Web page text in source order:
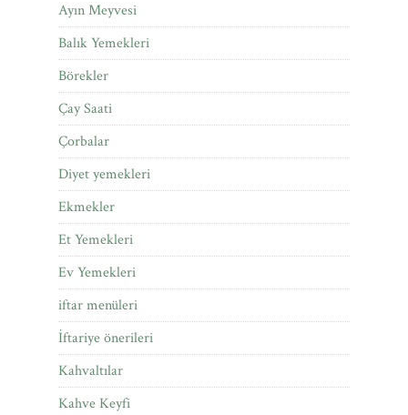
Ayın Meyvesi
Balık Yemekleri
Börekler
Çay Saati
Çorbalar
Diyet yemekleri
Ekmekler
Et Yemekleri
Ev Yemekleri
iftar menüleri
İftariye önerileri
Kahvaltılar
Kahve Keyfi